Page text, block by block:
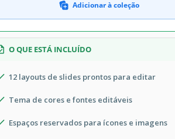
Adicionar à coleção
O QUE ESTÁ INCLUÍDO
12 layouts de slides prontos para editar
Tema de cores e fontes editáveis
Espaços reservados para ícones e imagens